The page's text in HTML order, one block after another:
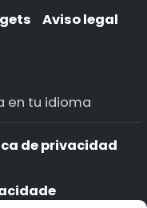
Aviso legal
en tu idioma
de privacidad